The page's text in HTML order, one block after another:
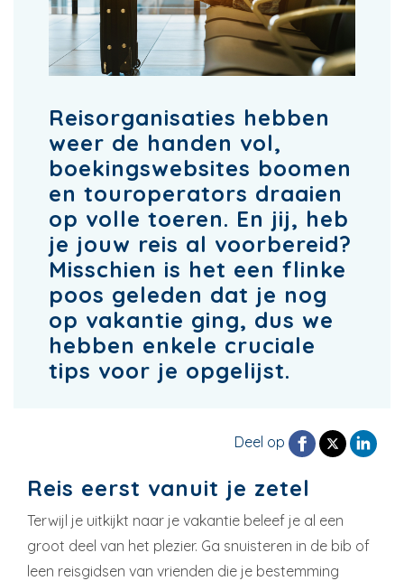
Reisorganisaties hebben
weer de handen vol,
boekingswebsites boomen
en touroperators draaien
op volle toeren. En jij, heb
je jouw reis al voorbereid?
Misschien is het een flinke
poos geleden dat je nog
op vakantie ging, dus we
hebben enkele cruciale
tips voor je opgelijst.
Deel op
Reis eerst vanuit je zetel
Terwijl je uitkijkt naar je vakantie beleef je al een
groot deel van het plezier. Ga snuisteren in de bib of
leen reisgidsen van vrienden die je bestemming